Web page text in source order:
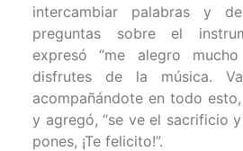
intercambiar palabras y
preguntas sobre el
expresó “me alegro
disfrutes de la música.
acompañándote en todo
y agregó, “se ve el sacrificio
pones, ¡Te felicito!”.